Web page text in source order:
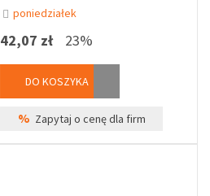
poniedziałek
42,07 zł 23%
DO KOSZYKA
% Zapytaj o cenę dla firm